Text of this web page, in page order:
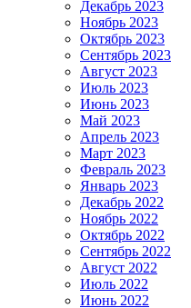
Декабрь 2023
Ноябрь 2023
Октябрь 2023
Сентябрь 2023
Август 2023
Июль 2023
Июнь 2023
Май 2023
Апрель 2023
Март 2023
Февраль 2023
Январь 2023
Декабрь 2022
Ноябрь 2022
Октябрь 2022
Сентябрь 2022
Август 2022
Июль 2022
Июнь 2022